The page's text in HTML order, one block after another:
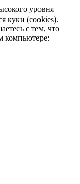
уровня
куки (cookies).
с тем, что
компьютере: